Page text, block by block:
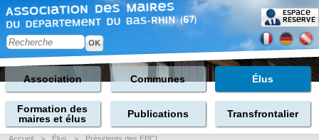
Espace
réservé
Association Communes Élus
Formation des
maires et élus
Publications Transfrontalier